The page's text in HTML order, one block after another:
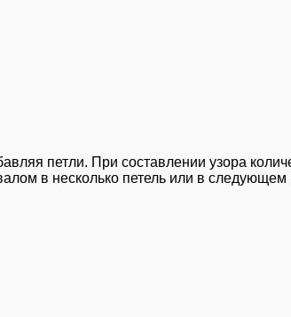
петли. При составлении узора
в несколько петель или в